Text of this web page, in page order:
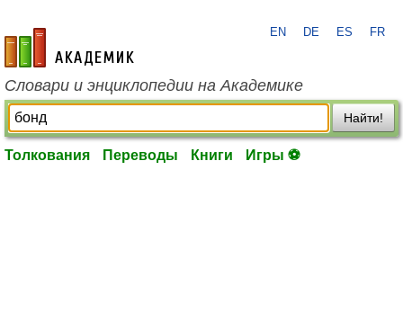
academic.ru
EN DE ES FR
Словари и энциклопедии на Академике
Найти!
Толкования Переводы Книги Игры ⚽